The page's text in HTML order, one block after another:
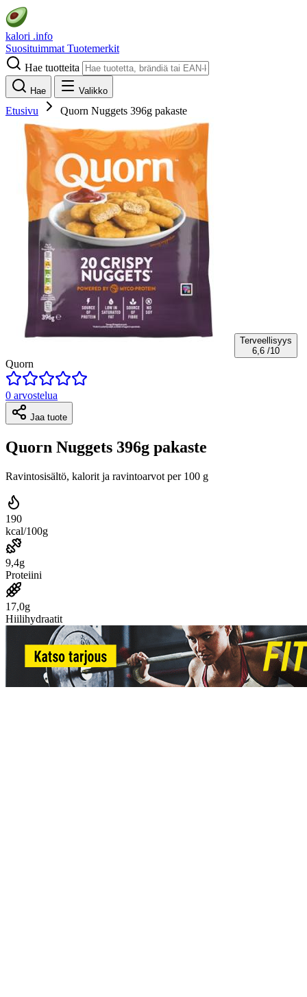
kalori .info
Suosituimmat Tuotemerkit
Hae tuotteita
Hae Valikko
Etusivu Quorn Nuggets 396g pakaste
Terveellisyys
6,6 /10
Quorn
0 arvostelua
Jaa tuote
Quorn Nuggets 396g pakaste
Ravintosisältö, kalorit ja ravintoarvot per 100 g
190
kcal/100g
9,4g
Proteiini
17,0g
Hiilihydraatit